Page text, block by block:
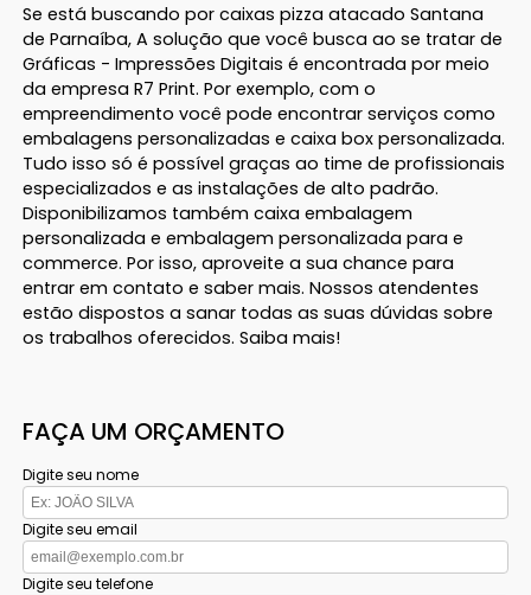
Se está buscando por caixas pizza atacado Santana
de Parnaíba, A solução que você busca ao se tratar de
Gráficas - Impressões Digitais é encontrada por meio
da empresa R7 Print. Por exemplo, com o
empreendimento você pode encontrar serviços como
embalagens personalizadas e caixa box personalizada.
Tudo isso só é possível graças ao time de profissionais
especializados e as instalações de alto padrão.
Disponibilizamos também caixa embalagem
personalizada e embalagem personalizada para e
commerce. Por isso, aproveite a sua chance para
entrar em contato e saber mais. Nossos atendentes
estão dispostos a sanar todas as suas dúvidas sobre
os trabalhos oferecidos. Saiba mais!
FAÇA UM ORÇAMENTO
Digite seu nome
Digite seu email
Digite seu telefone